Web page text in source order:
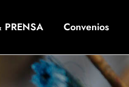
PRENSA Convenios